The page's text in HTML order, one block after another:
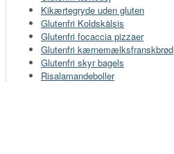
Kikærtegryde uden gluten
Glutenfri Koldskålsis
Glutenfri focaccia pizzaer
Glutenfri kærnemælksfranskbrød
Glutenfri skyr bagels
Risalamandeboller